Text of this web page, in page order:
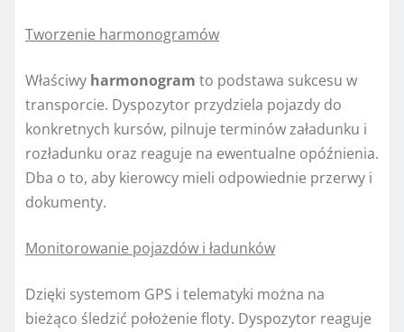
Tworzenie harmonogramów
Właściwy harmonogram to podstawa sukcesu w
transporcie. Dyspozytor przydziela pojazdy do
konkretnych kursów, pilnuje terminów załadunku i
rozładunku oraz reaguje na ewentualne opóźnienia.
Dba o to, aby kierowcy mieli odpowiednie przerwy i
dokumenty.
Monitorowanie pojazdów i ładunków
Dzięki systemom GPS i telematyki można na
bieżąco śledzić położenie floty. Dyspozytor reaguje